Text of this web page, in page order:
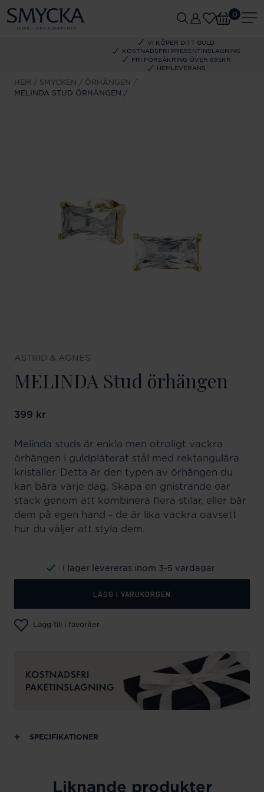
VI KÖPER DITT GULD
KOSTNADSFRI PRESENTINSLAGNING
FRI FÖRSÄKRING ÖVER 695KR
HEMLEVERANS
0
HEM SMYCKEN
ÖRHÄNGEN
MELINDA STUD ÖRHÄNGEN
ASTRID & AGNES
MELINDA Stud örhängen
Pris :399 kr
399 kr
Melinda studs är enkla men otroligt vackra
örhängen i guldpläterat stål med rektangulära
kristaller. Detta är den typen av örhängen du
kan bära varje dag. Skapa en gnistrande ear
stack genom att kombinera flera stilar, eller bär
dem på egen hand - de är lika vackra oavsett
hur du väljer att styla dem.
I lager levereras inom 3-5 vardagar
LÄGG I VARUKORGEN
Lägg till i favoriter
SPECIFIKATIONER
Liknande produkter